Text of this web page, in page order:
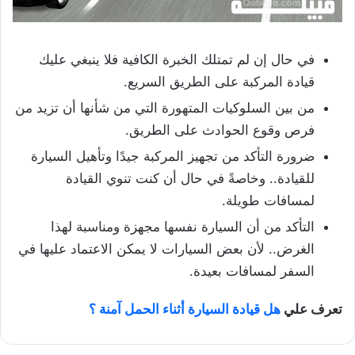
في حال إن لم تمتلك الخبرة الكافية فلا ينبغي عليك
قيادة المركبة على الطريق السريع.
من بين السلوكيات المتهورة التي من شأنها أن تزيد من
فرص وقوع الحوادث على الطريق.
ضرورة التأكد من تجهيز المركبة جيدًا وتأهيل السيارة
للقيادة.. وخاصةً في حال أن كنت تنوي القيادة
لمسافات طويلة.
التأكد من أن السيارة نفسها مجهزة ومناسبة لهذا
الغرض.. لأن بعض السيارات لا يمكن الاعتماد عليها في
السفر لمسافات بعيدة.
تعرف علي هل قيادة السيارة أثناء الحمل آمنة ؟